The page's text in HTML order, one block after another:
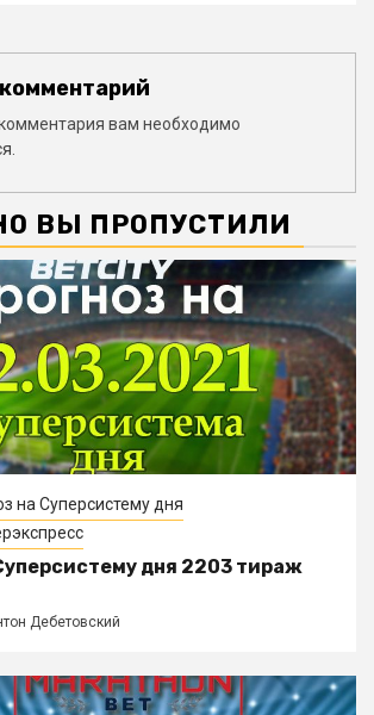
вам необходимо
ВЫ ПРОПУСТИЛИ
на Суперсистему дня
дня 2203 тираж
Дебетовский